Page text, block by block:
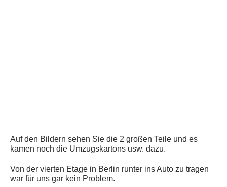
Auf den Bildern sehen Sie die 2 großen Teile und es
kamen noch die Umzugskartons usw. dazu.
Von der vierten Etage in Berlin runter ins Auto zu tragen
war für uns gar kein Problem.